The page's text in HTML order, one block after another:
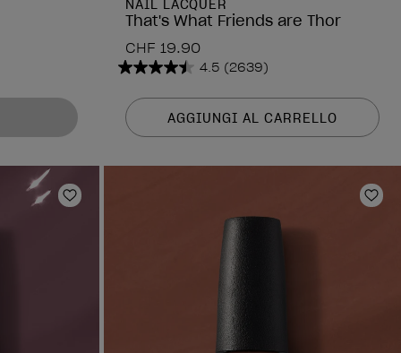
NAIL LACQUER
That's What Friends are Thor
CHF 19.90
4.5 (2639)
4.5
su
5
stelle.
AGGIUNGI AL CARRELLO
Aggiungi alla lista dei desideri